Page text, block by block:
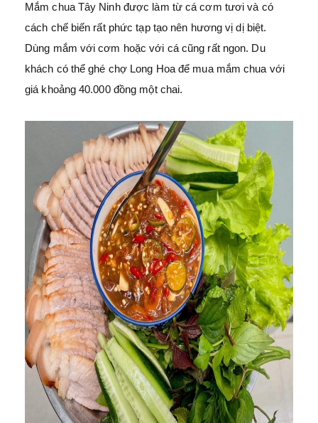
Mắm chua Tây Ninh được làm từ cá cơm tươi và có
cách chế biến rất phức tạp tạo nên hương vị dị biệt.
Dùng mắm với cơm hoặc với cá cũng rất ngon. Du
khách có thể ghé chợ Long Hoa để mua mắm chua với
giá khoảng 40.000 đồng một chai.